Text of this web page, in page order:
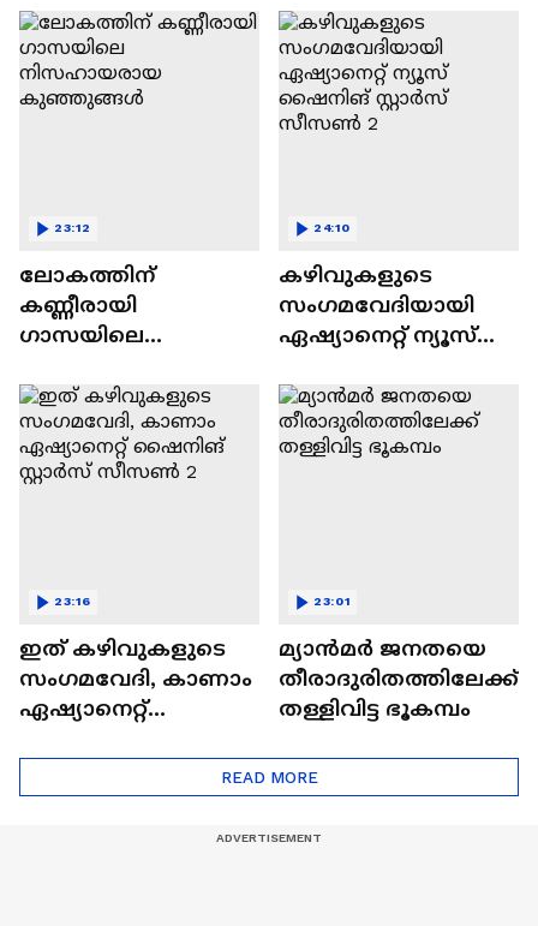
ലോകത്തിന്
കണ്ണീരായി
ഗാസയിലെ
കുഞ്ഞുങ്ങൾ
23:12
കഴിവുകളുടെ
സംഗമവേദിയായി
ഏഷ്യാനെറ്റ് ന്യൂസ്
സീസൺ 2
24:10
ഇത് കഴിവുകളുടെ
സംഗമവേദി, കാണാം
ഏഷ്യാനെറ്റ്
23:16
മ്യാൻമർ ജനതയെ
തീരാദുരിതത്തിലേക്ക്
തള്ളിവിട്ട ഭൂകമ്പം
23:01
READ MORE